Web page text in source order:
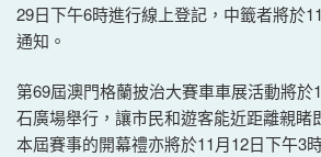
29日下午6時進行線上登記，中籤者將於
通知。
第69屆澳門格蘭披治大賽車車展活動將於
石廣場舉行，讓市民和遊客能近距離親睹
本屆賽事的開幕禮亦將於11月12日下午3